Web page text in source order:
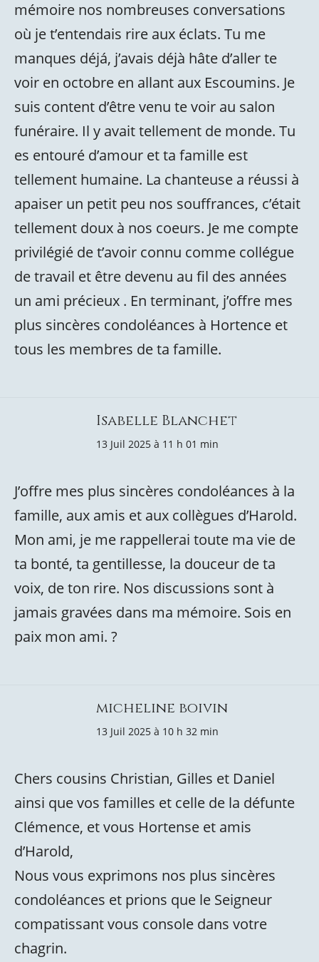
mémoire nos nombreuses conversations
où je t’entendais rire aux éclats. Tu me
manques déjá, j’avais déjà hâte d’aller te
voir en octobre en allant aux Escoumins. Je
suis content d’être venu te voir au salon
funéraire. Il y avait tellement de monde. Tu
es entouré d’amour et ta famille est
tellement humaine. La chanteuse a réussi à
apaiser un petit peu nos souffrances, c’était
tellement doux à nos coeurs. Je me compte
privilégié de t’avoir connu comme collégue
de travail et être devenu au fil des années
un ami précieux . En terminant, j’offre mes
plus sincères condoléances à Hortence et
tous les membres de ta famille.
Isabelle Blanchet
13 Juil 2025 à 11 h 01 min
J’offre mes plus sincères condoléances à la
famille, aux amis et aux collègues d’Harold.
Mon ami, je me rappellerai toute ma vie de
ta bonté, ta gentillesse, la douceur de ta
voix, de ton rire. Nos discussions sont à
jamais gravées dans ma mémoire. Sois en
paix mon ami. ?
micheline boivin
13 Juil 2025 à 10 h 32 min
Chers cousins Christian, Gilles et Daniel
ainsi que vos familles et celle de la défunte
Clémence, et vous Hortense et amis
d’Harold,
Nous vous exprimons nos plus sincères
condoléances et prions que le Seigneur
compatissant vous console dans votre
chagrin.